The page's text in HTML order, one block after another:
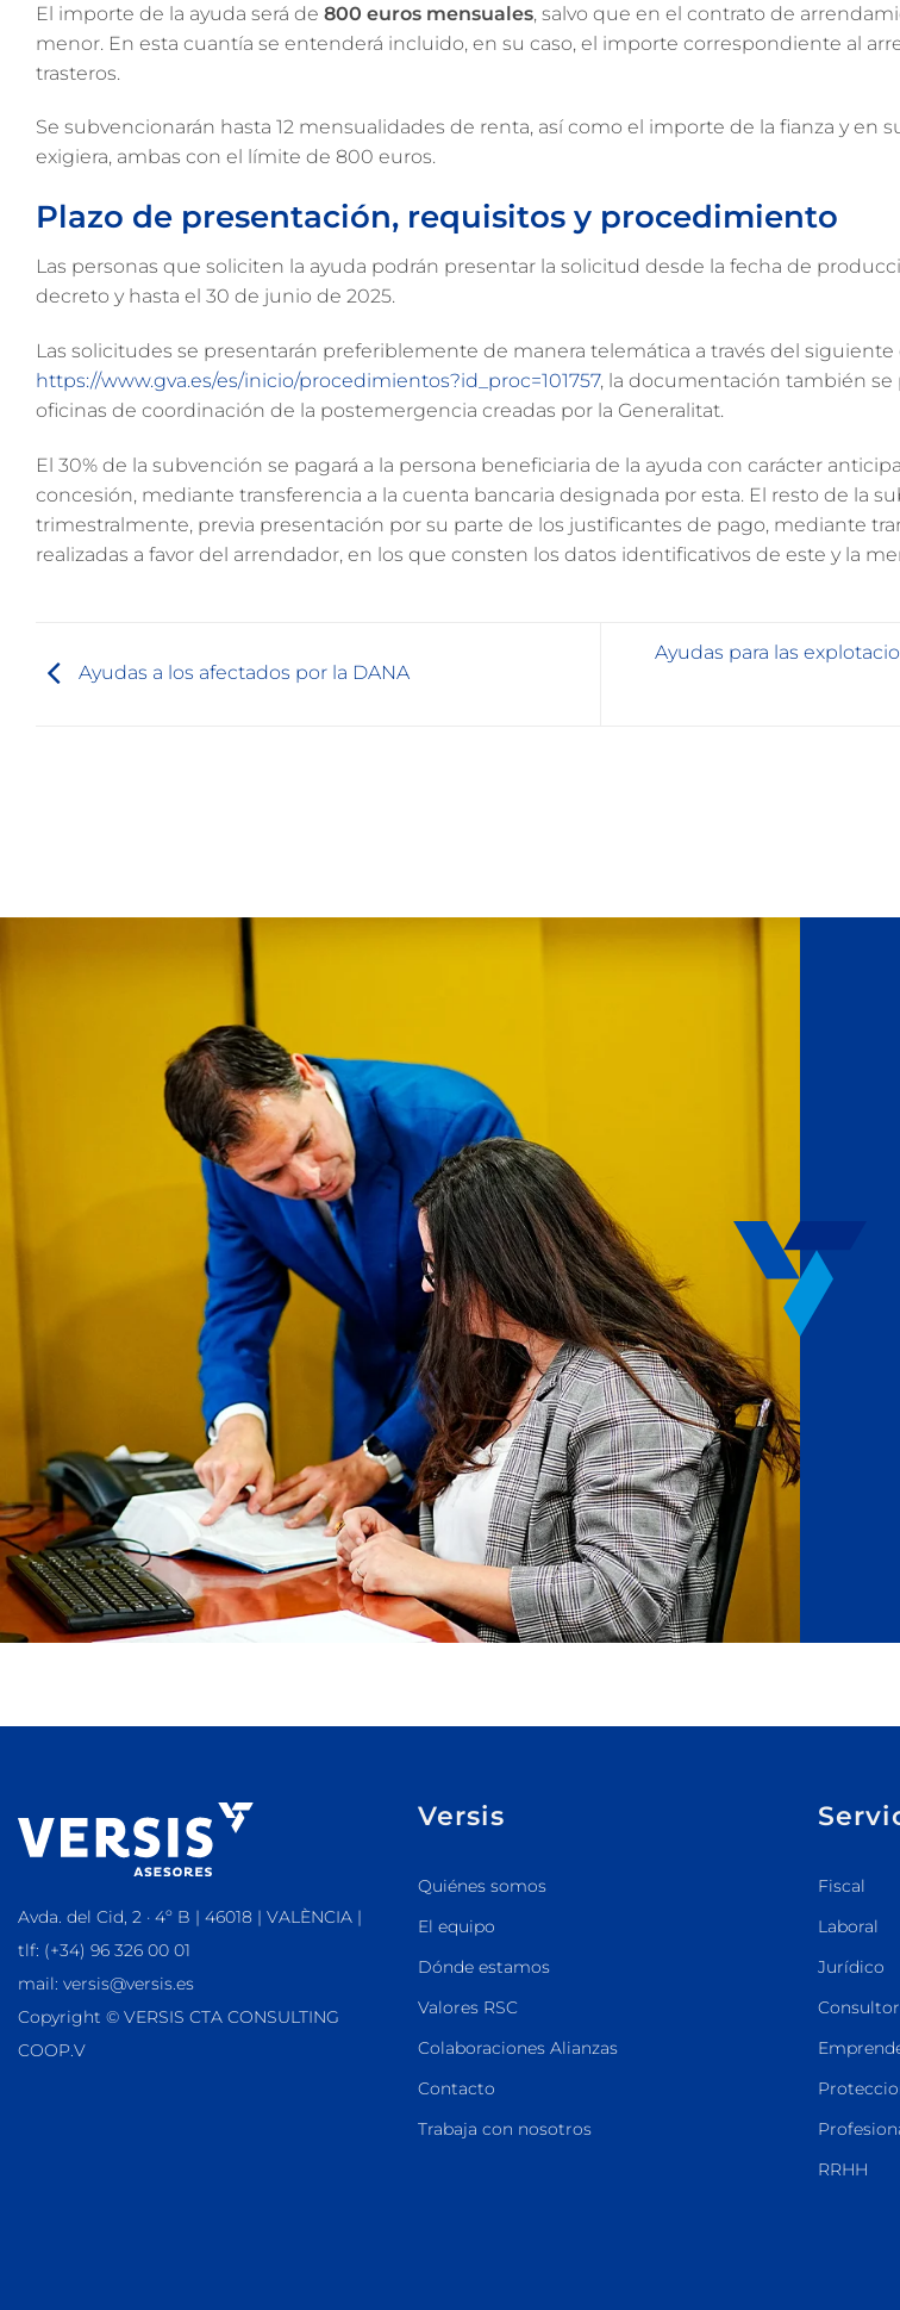
El importe de la ayuda será de 800 euros mensuales, salvo que en el contrato de
menor. En esta cuantía se entenderá incluido, en su caso, el importe correspondiente al
trasteros.
Se subvencionarán hasta 12 mensualidades de renta, así como el importe de la fianza y en
exigiera, ambas con el límite de 800 euros.
Plazo de presentación, requisitos y procedimiento
Las personas que soliciten la ayuda podrán presentar la solicitud desde la fecha de
decreto y hasta el 30 de junio de 2025.
Las solicitudes se presentarán preferiblemente de manera telemática a través del siguiente
https://www.gva.es/es/inicio/procedimientos?id_proc=101757, la documentación también se
oficinas de coordinación de la postemergencia creadas por la Generalitat.
El 30% de la subvención se pagará a la persona beneficiaria de la ayuda con carácter
concesión, mediante transferencia a la cuenta bancaria designada por esta. El resto de la
trimestralmente, previa presentación por su parte de los justificantes de pago, mediante
realizadas a favor del arrendador, en los que consten los datos identificativos de este y la
Ayudas a los afectados por la DANA
Ayudas para las
Avda. del Cid, 2 · 4º B | 46018 | VALÈNCIA |
tlf: (+34) 96 326 00 01
mail: versis@versis.es
Copyright © VERSIS CTA CONSULTING
COOP.V
Versis
Quiénes somos
El equipo
Dónde estamos
Valores RSC
Colaboraciones Alianzas
Contacto
Trabaja con nosotros
Fiscal
Laboral
Jurídico
RRHH